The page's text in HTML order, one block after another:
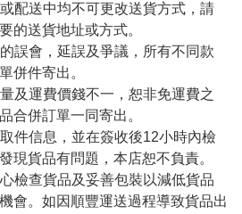
送中均不可更改送貨方式，請
的送貨地址或方式。
會，延誤及爭議，所有不同款
併件寄出。
運費價錢不一，恕非免運費之
合併訂單一同寄出。
信息，並在簽收後12小時內檢
現貨品有問題，本店恕不負責。
查貨品及妥善包裝以減低貨品
會。如因順豐運送過程導致貨品出